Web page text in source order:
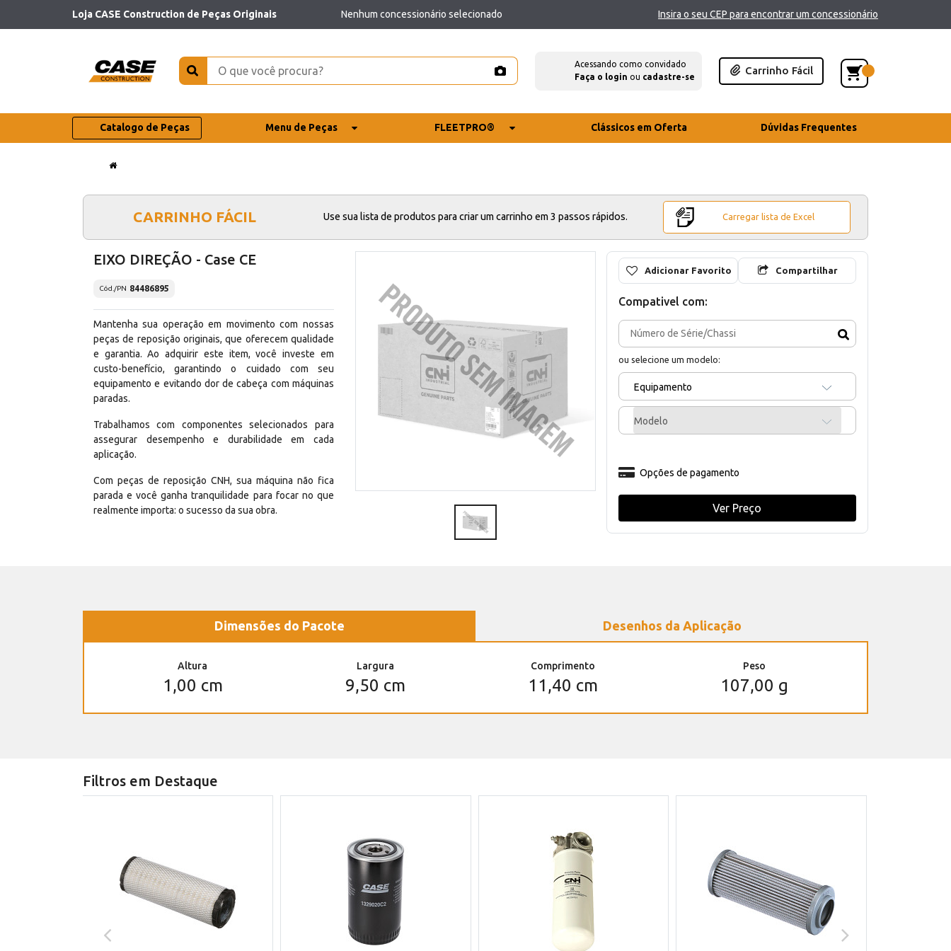
Loja CASE Construction de Peças Originais Nenhum concessionário selecionado Insira o seu CEP para encontrar um concessionário
Acessando como convidado
Faça o login ou cadastre-se
Carrinho Fácil
Catalogo de Peças Menu de Peças FLEETPRO® Clássicos em Oferta Dúvidas Frequentes
CARRINHO FÁCIL Use sua lista de produtos para criar um carrinho em 3 passos rápidos. Carregar lista de Excel
EIXO DIREÇÃO - Case CE
Cód./PN 84486895
Mantenha sua operação em movimento com nossas
peças de reposição originais, que oferecem qualidade
e garantia. Ao adquirir este item, você investe em
custo-benefício, garantindo o cuidado com seu
equipamento e evitando dor de cabeça com máquinas
paradas.
Trabalhamos com componentes selecionados para
assegurar desempenho e durabilidade em cada
aplicação.
Com peças de reposição CNH, sua máquina não fica
parada e você ganha tranquilidade para focar no que
realmente importa: o sucesso da sua obra.
Adicionar Favorito Compartilhar
Compativel com:
ou selecione um modelo:
Equipamento
Modelo
Opções de pagamento
Ver Preço
Dimensões do Pacote Desenhos da Aplicação
Altura
1,00 cm
Largura
9,50 cm
Comprimento
11,40 cm
Peso
107,00 g
Filtros em Destaque